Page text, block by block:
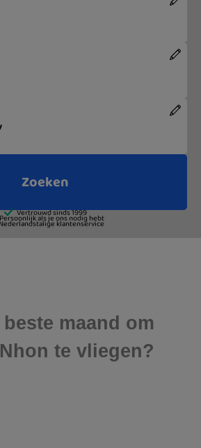
maand om
te vliegen?